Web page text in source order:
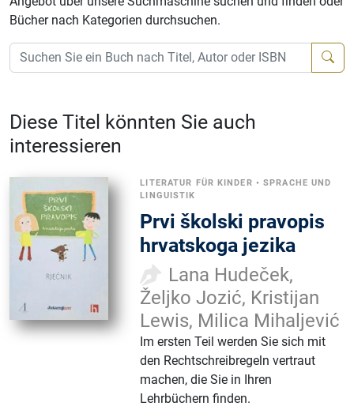
Bücher nach Kategorien durchsuchen.
Diese Titel könnten Sie auch
interessieren
LITERATUR FÜR KINDER •SPRACHE UND
LINGUISTIK
Prvi školski pravopis
hrvatskoga jezika
Lana Hudeček,
Željko Jozić, Kristijan
Lewis, Milica Mihaljević
Im ersten Teil werden Sie sich mit
den Rechtschreibregeln vertraut
machen, die Sie in Ihren
Lehrbüchern finden.